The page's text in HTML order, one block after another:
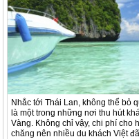
Nhắc tới Thái Lan, không thể bỏ
là một trong những nơi thu hút
Vàng. Không chỉ vậy, chi phí cho
chăng nên nhiều du khách Việt